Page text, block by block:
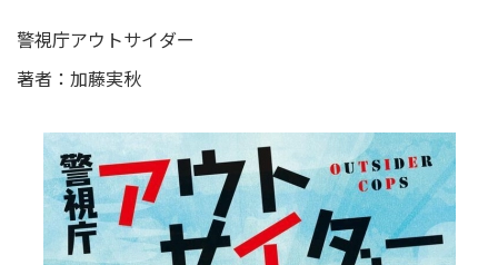
警視庁アウトサイダー
著者：加藤実秋